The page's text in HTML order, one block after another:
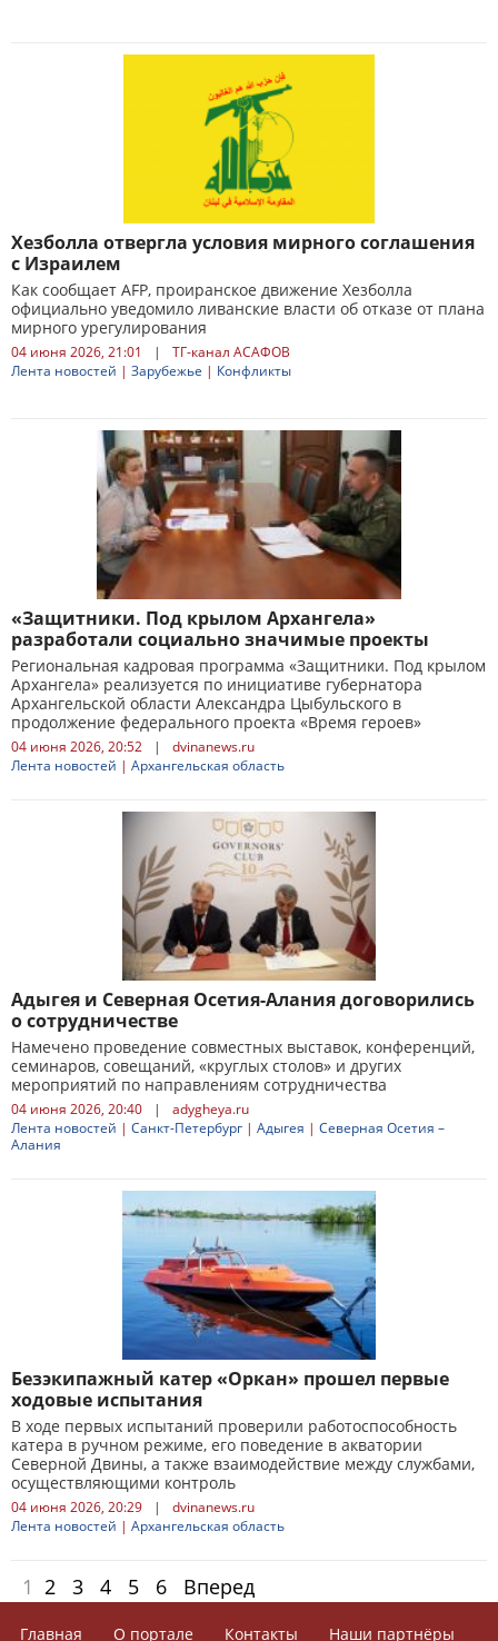
Хезболла отвергла условия мирного соглашения
с Израилем
Как сообщает AFP, проиранское движение Хезболла
официально уведомило ливанские власти об отказе от плана
мирного урегулирования
04 июня 2026, 21:01 |
ТГ-канал АСАФОВ
Лента новостей | Зарубежье | Конфликты
«Защитники. Под крылом Архангела»
разработали социально значимые проекты
Региональная кадровая программа «Защитники. Под крылом
Архангела» реализуется по инициативе губернатора
Архангельской области Александра Цыбульского в
продолжение федерального проекта «Время героев»
04 июня 2026, 20:52 |
dvinanews.ru
Лента новостей | Архангельская область
Адыгея и Северная Осетия-Алания договорились
о сотрудничестве
Намечено проведение совместных выставок, конференций,
семинаров, совещаний, «круглых столов» и других
мероприятий по направлениям сотрудничества
04 июня 2026, 20:40 |
adygheya.ru
Лента новостей | Санкт-Петербург | Адыгея | Северная Осетия –
Алания
Безэкипажный катер «Оркан» прошел первые
ходовые испытания
В ходе первых испытаний проверили работоспособность
катера в ручном режиме, его поведение в акватории
Северной Двины, а также взаимодействие между службами,
осуществляющими контроль
04 июня 2026, 20:29 |
dvinanews.ru
Лента новостей | Архангельская область
1 2 3 4 5 6 Вперед
Главная О портале Контакты Наши партнёры